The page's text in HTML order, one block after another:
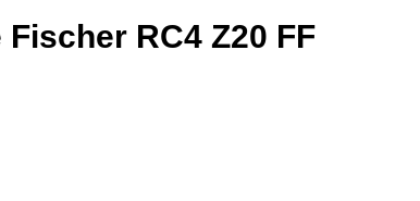
RC4 Z20 FF